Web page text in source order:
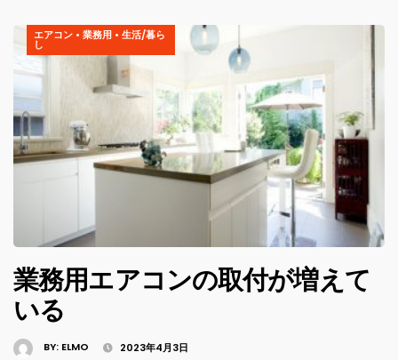
エアコン • 業務用 • 生活/暮ら
し
業務用エアコンの取付が増えて
いる
BY: ELMO 2023年4月3日